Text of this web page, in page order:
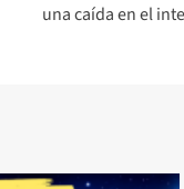
una caída en el